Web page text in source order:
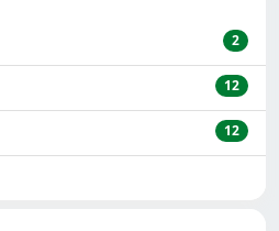
2
12
12